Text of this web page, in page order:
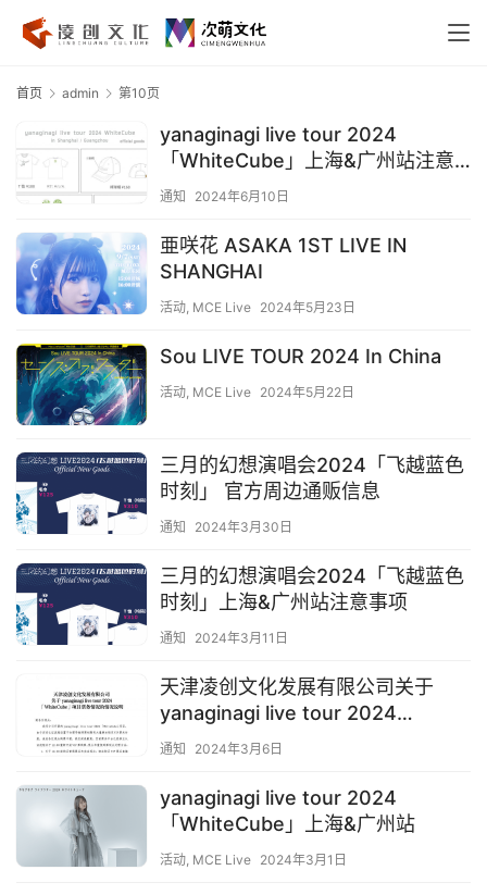
首页 admin 第10页
yanaginagi live tour 2024
「WhiteCube」上海&广州站注意
事项
通知 2024年6月10日
亜咲花 ASAKA 1ST LIVE IN
SHANGHAI
活动, MCE Live 2024年5月23日
Sou LIVE TOUR 2024 In China
活动, MCE Live 2024年5月22日
三月的幻想演唱会2024「飞越蓝色
时刻」 官方周边通贩信息
通知 2024年3月30日
三月的幻想演唱会2024「飞越蓝色
时刻」上海&广州站注意事项
通知 2024年3月11日
天津凌创文化发展有限公司关于
yanaginagi live tour 2024
「WhiteCube」项目票务情况的情
通知 2024年3月6日
yanaginagi live tour 2024
「WhiteCube」上海&广州站
活动, MCE Live 2024年3月1日